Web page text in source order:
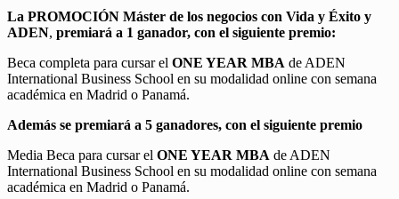
La PROMOCIÓN Máster de los negocios con Vida y Éxito y
ADEN, premiará a 1 ganador, con el siguiente premio:
Beca completa para cursar el ONE YEAR MBA de ADEN
International Business School en su modalidad online con semana
académica en Madrid o Panamá.
Además se premiará a 5 ganadores, con el siguiente premio
Media Beca para cursar el ONE YEAR MBA de ADEN
International Business School en su modalidad online con semana
académica en Madrid o Panamá.